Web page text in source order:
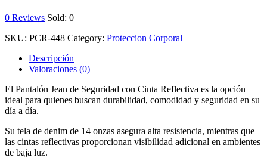
0 Reviews Sold: 0
SKU: PCR-448 Category: Proteccion Corporal
Descripción
Valoraciones (0)
El Pantalón Jean de Seguridad con Cinta Reflectiva es la opción
ideal para quienes buscan durabilidad, comodidad y seguridad en su
día a día.
Su tela de denim de 14 onzas asegura alta resistencia, mientras que
las cintas reflectivas proporcionan visibilidad adicional en ambientes
de baja luz.